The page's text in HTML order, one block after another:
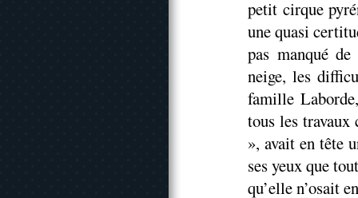
petit cirque
une quasi
pas manqué
neige, les
famille
tous les travaux
», avait en tête
ses yeux que
qu’elle n’osait